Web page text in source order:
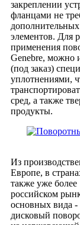
закреплении
фланцами не
элементов. Для
применения
Genebre, можно
(под заказ)
уплотнениями,
сред, а также
продукты.
Из
Европе, в
также уже более
российском
основных вида
дисковый